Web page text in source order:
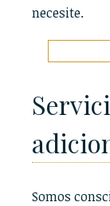
necesite.
Somos